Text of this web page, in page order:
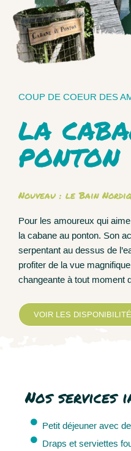
COUP DE COEUR DES
la
ponton
Nouveau : le Bain
Pour les amoureux qui
la cabane au ponton. Son
serpentant au dessus de
profiter de la vue
changeante à tout moment
VOIR LES
Nos services
Petit déjeuner avec
Draps et serviettes